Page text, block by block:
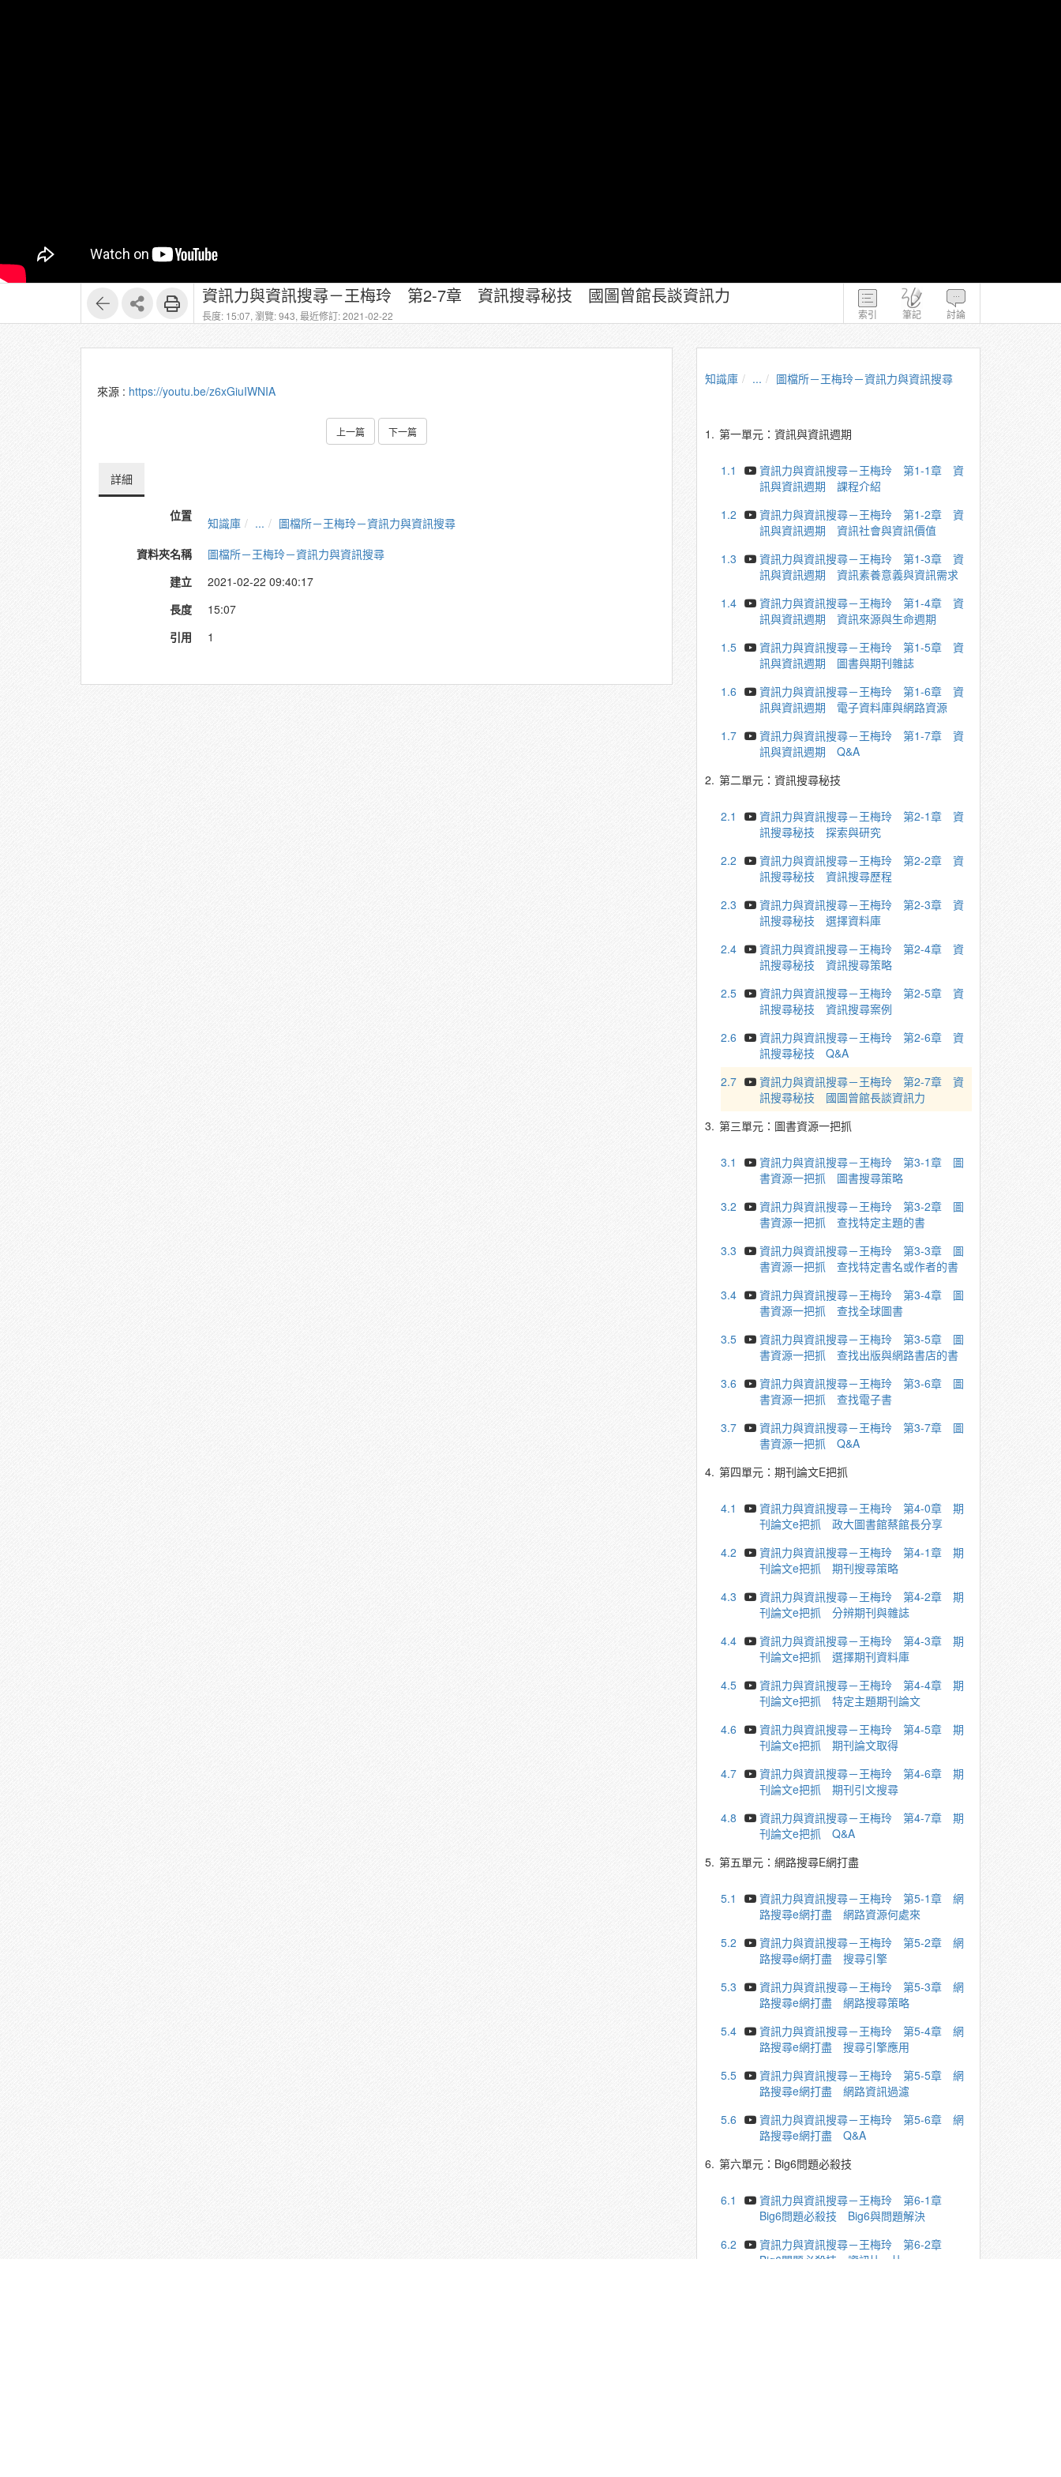
索引 筆記 討論
資訊力與資訊搜尋－王梅玲 第2-7章 資訊搜尋秘技 國圖曾館長談資訊力
長度: 15:07, 瀏覽: 943, 最近修訂: 2021-02-22
來源 : https://youtu.be/z6xGiuIWNIA
上一篇 下一篇
詳細
位置 知識庫 ...
圖檔所－王梅玲－資訊力與資訊搜尋
資料夾名稱
圖檔所－王梅玲－資訊力與資訊搜尋
建立
2021-02-22 09:40:17
長度
15:07
引用
1
知識庫 ... 圖檔所－王梅玲－資訊力與資訊搜尋
1. 第一單元：資訊與資訊週期
1.1
資訊力與資訊搜尋－王梅玲 第1-1章 資
訊與資訊週期 課程介紹
1.2
資訊力與資訊搜尋－王梅玲 第1-2章 資
訊與資訊週期 資訊社會與資訊價值
1.3
資訊力與資訊搜尋－王梅玲 第1-3章 資
訊與資訊週期 資訊素養意義與資訊需求
1.4
資訊力與資訊搜尋－王梅玲 第1-4章 資
訊與資訊週期 資訊來源與生命週期
1.5
資訊力與資訊搜尋－王梅玲 第1-5章 資
訊與資訊週期 圖書與期刊雜誌
1.6
資訊力與資訊搜尋－王梅玲 第1-6章 資
訊與資訊週期 電子資料庫與網路資源
1.7
資訊力與資訊搜尋－王梅玲 第1-7章 資
訊與資訊週期 Q&A
2. 第二單元：資訊搜尋秘技
2.1
資訊力與資訊搜尋－王梅玲 第2-1章 資
訊搜尋秘技 探索與研究
2.2
資訊力與資訊搜尋－王梅玲 第2-2章 資
訊搜尋秘技 資訊搜尋歷程
2.3
資訊力與資訊搜尋－王梅玲 第2-3章 資
訊搜尋秘技 選擇資料庫
2.4
資訊力與資訊搜尋－王梅玲 第2-4章 資
訊搜尋秘技 資訊搜尋策略
2.5
資訊力與資訊搜尋－王梅玲 第2-5章 資
訊搜尋秘技 資訊搜尋案例
2.6
資訊力與資訊搜尋－王梅玲 第2-6章 資
訊搜尋秘技 Q&A
2.7
資訊力與資訊搜尋－王梅玲 第2-7章 資
訊搜尋秘技 國圖曾館長談資訊力
3. 第三單元：圖書資源一把抓
3.1
資訊力與資訊搜尋－王梅玲 第3-1章 圖
書資源一把抓 圖書搜尋策略
3.2
資訊力與資訊搜尋－王梅玲 第3-2章 圖
書資源一把抓 查找特定主題的書
3.3
資訊力與資訊搜尋－王梅玲 第3-3章 圖
書資源一把抓 查找特定書名或作者的書
3.4
資訊力與資訊搜尋－王梅玲 第3-4章 圖
書資源一把抓 查找全球圖書
3.5
資訊力與資訊搜尋－王梅玲 第3-5章 圖
書資源一把抓 查找出版與網路書店的書
3.6
資訊力與資訊搜尋－王梅玲 第3-6章 圖
書資源一把抓 查找電子書
3.7
資訊力與資訊搜尋－王梅玲 第3-7章 圖
書資源一把抓 Q&A
4. 第四單元：期刊論文E把抓
4.1
資訊力與資訊搜尋－王梅玲 第4-0章 期
刊論文e把抓 政大圖書館蔡館長分享
4.2
資訊力與資訊搜尋－王梅玲 第4-1章 期
刊論文e把抓 期刊搜尋策略
4.3
資訊力與資訊搜尋－王梅玲 第4-2章 期
刊論文e把抓 分辨期刊與雜誌
4.4
資訊力與資訊搜尋－王梅玲 第4-3章 期
刊論文e把抓 選擇期刊資料庫
4.5
資訊力與資訊搜尋－王梅玲 第4-4章 期
刊論文e把抓 特定主題期刊論文
4.6
資訊力與資訊搜尋－王梅玲 第4-5章 期
刊論文e把抓 期刊論文取得
4.7
資訊力與資訊搜尋－王梅玲 第4-6章 期
刊論文e把抓 期刊引文搜尋
4.8
資訊力與資訊搜尋－王梅玲 第4-7章 期
刊論文e把抓 Q&A
5. 第五單元：網路搜尋E網打盡
5.1
資訊力與資訊搜尋－王梅玲 第5-1章 網
路搜尋e網打盡 網路資源何處來
5.2
資訊力與資訊搜尋－王梅玲 第5-2章 網
路搜尋e網打盡 搜尋引擎
5.3
資訊力與資訊搜尋－王梅玲 第5-3章 網
路搜尋e網打盡 網路搜尋策略
5.4
資訊力與資訊搜尋－王梅玲 第5-4章 網
路搜尋e網打盡 搜尋引擎應用
5.5
資訊力與資訊搜尋－王梅玲 第5-5章 網
路搜尋e網打盡 網路資訊過濾
5.6
資訊力與資訊搜尋－王梅玲 第5-6章 網
路搜尋e網打盡 Q&A
6. 第六單元：Big6問題必殺技
6.1
資訊力與資訊搜尋－王梅玲 第6-1章
Big6問題必殺技 Big6與問題解決
6.2
資訊力與資訊搜尋－王梅玲 第6-2章
Big6問題必殺技 資訊比一比